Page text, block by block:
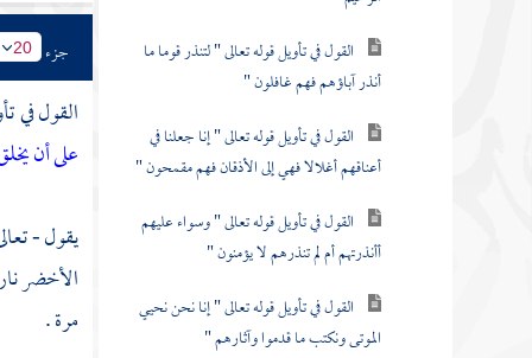
القول في تأويل قوله تعالى " لتنذر قوما ما
أنذر آباؤهم فهم غافلون "
القول في تأويل قوله تعالى " إنا جعلنا في
أعناقهم أغلالا فهي إلى الأذقان فهم مقمحون "
القول في تأويل قوله تعالى " وسواء عليهم
أأنذرتهم أم لم تنذرهم لا يؤمنون "
القول في تأويل قوله تعالى " إنا نحن نحيي
الموتى ونكتب ما قدموا وآثارهم "
جزء 20
القول في
على أن
يقول -
الأخضر
مرة .